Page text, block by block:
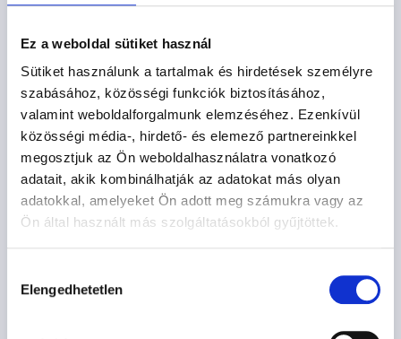
Ez a weboldal sütiket használ
Sütiket használunk a tartalmak és hirdetések személyre
szabásához, közösségi funkciók biztosításához,
valamint weboldalforgalmunk elemzéséhez. Ezenkívül
közösségi média-, hirdető- és elemező partnereinkkel
megosztjuk az Ön weboldalhasználatra vonatkozó
adatait, akik kombinálhatják az adatokat más olyan
adatokkal, amelyeket Ön adott meg számukra vagy az
Ön által használt más szolgáltatásokból gyűjtöttek.
kiválasztása
Elengedhetetlen